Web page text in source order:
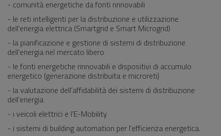
- comunità energetiche da fonti rinnovabili
- le reti intelligenti per la distribuzione e utilizzazione
dell'energia elettrica (Smartgrid e Smart Microgrid)
- la pianificazione e gestione di sistemi di distribuzione
dell'energia nel mercato libero
- le fonti energetiche rinnovabili e dispositivi di accumulo
energetico (generazione distribuita e microreti)
- la valutazione dell'affidabilità dei sistemi di distribuzione
dell'energia
- i veicoli elettrici e l'E-Mobility
- i sistemi di building automation per l'efficienza energetica.